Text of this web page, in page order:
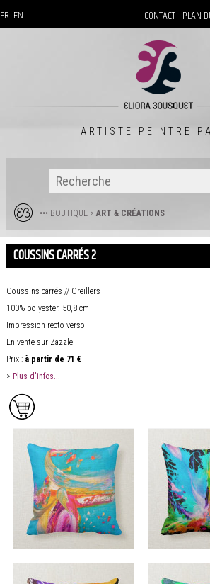
CONTACT PLAN
FR EN
ARTISTE PEINTRE
••• BOUTIQUE> ART & CRÉATIONS
COUSSINS CARRÉS 2
Coussins carrés // Oreillers
100% polyester. 50,8 cm
Impression recto-verso
En vente sur Zazzle
Prix : à partir de 71 €
> Plus d'infos...